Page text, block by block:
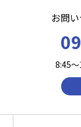
お問
8:45～